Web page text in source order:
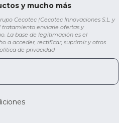
y mucho más
Cecotec (Cecotec Innovaciones S.L. y
tratamiento enviarle ofertas y
La base de legitimación es el
a acceder, rectificar, suprimir y otros
de privacidad